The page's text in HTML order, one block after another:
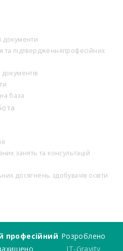
документи
та підтвердженняпрофесійних
база
занять та консультацій
досягнень здобувачів освіти
професійний Розроблено
IT-Gravity